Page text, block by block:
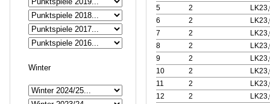
Winter
5
2
6
2
7
2
8
2
9
2
10
2
11
2
12
2